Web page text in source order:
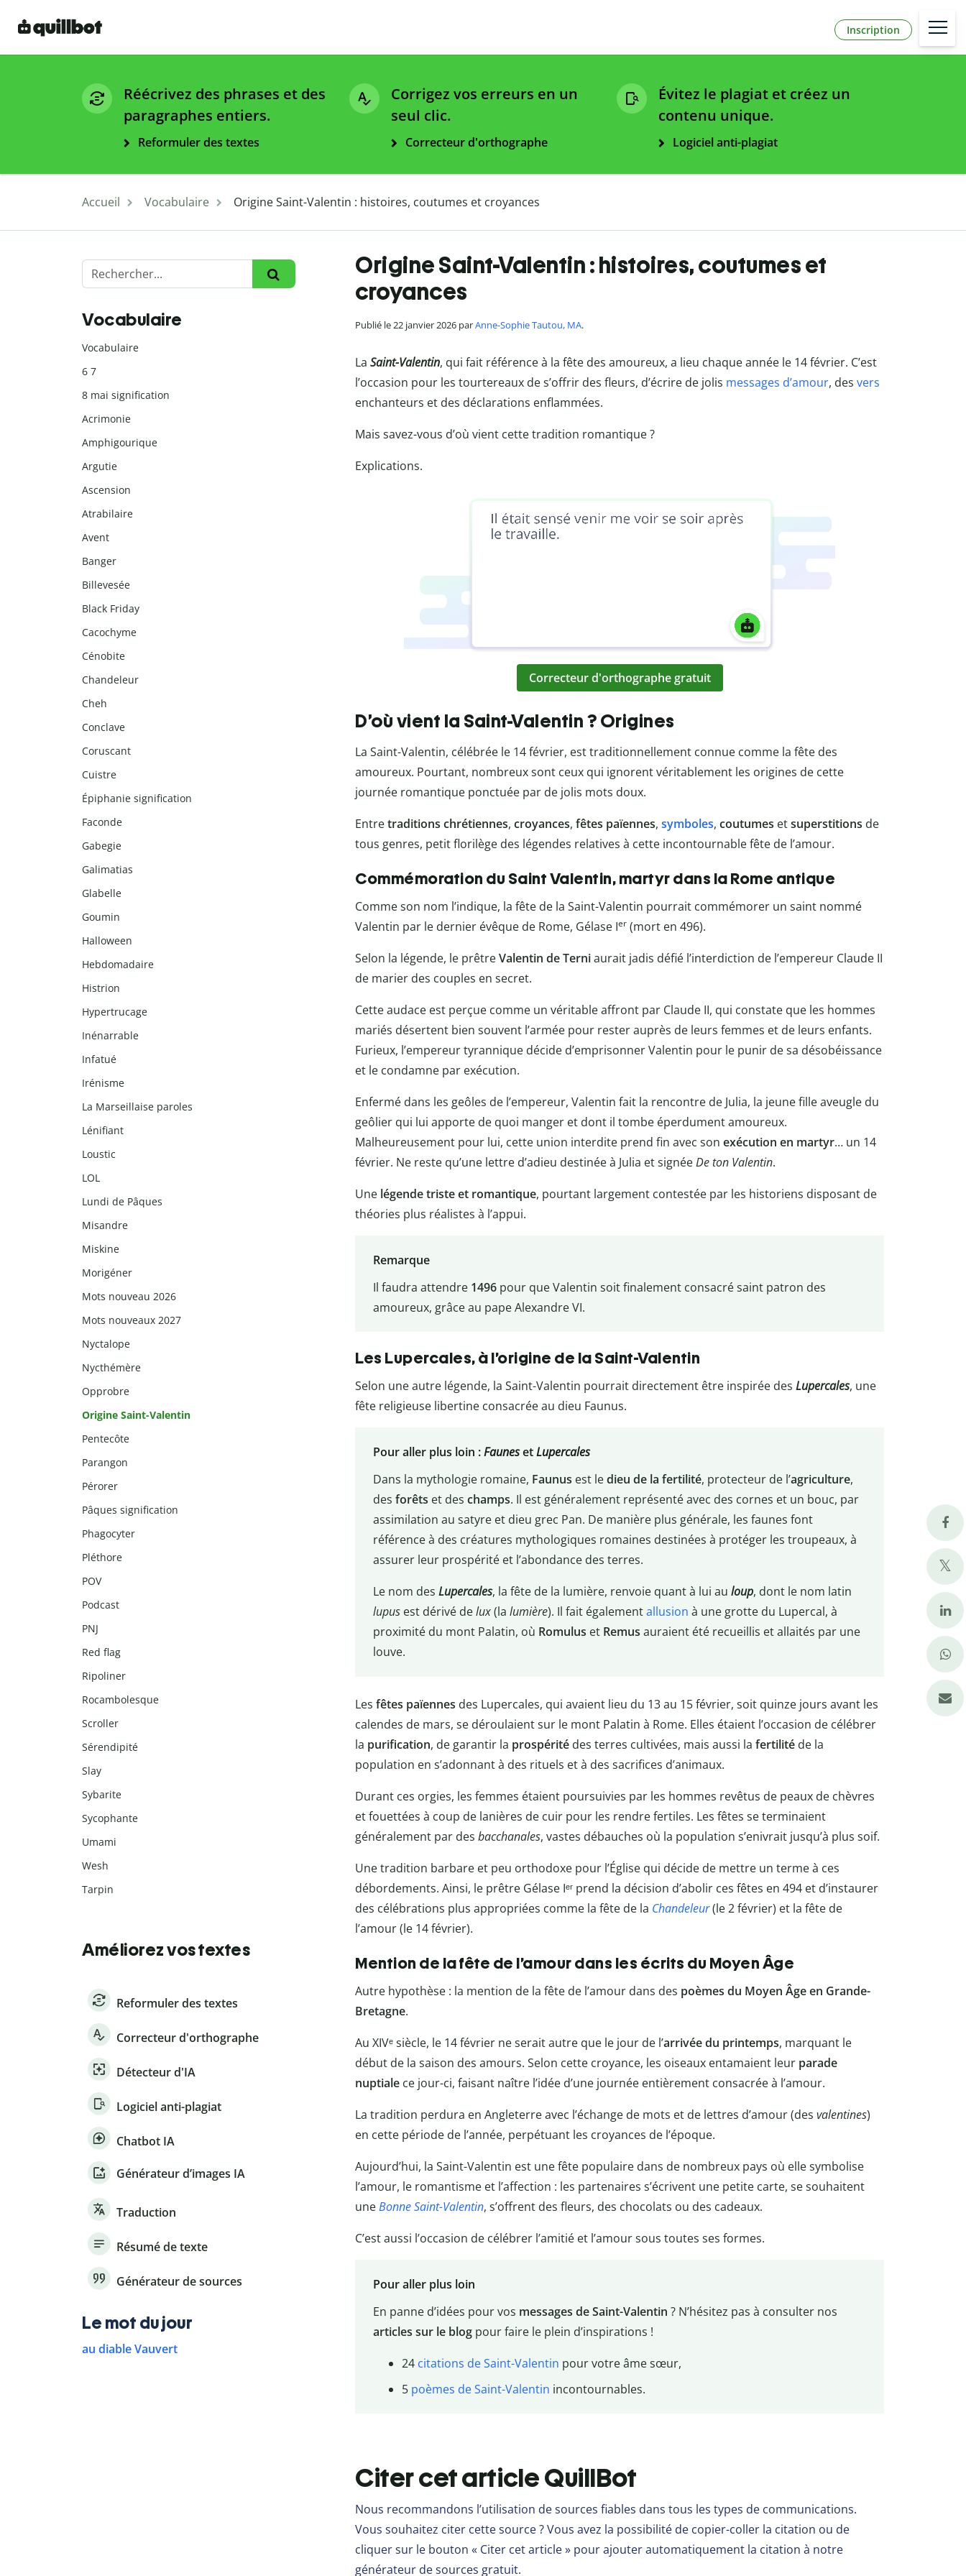
Inscription
Réécrivez des phrases et des
paragraphes entiers.
Reformuler des textes
Corrigez vos erreurs en un
seul clic.
Correcteur d'orthographe
Évitez le plagiat et créez un
contenu unique.
Logiciel anti-plagiat
Accueil Vocabulaire Origine Saint-Valentin : histoires, coutumes et croyances
Origine Saint-Valentin : histoires, coutumes et
croyances
Publié le 22 janvier 2026 parAnne-Sophie Tautou, MA.
La Saint-Valentin, qui fait référence à la fête des amoureux, a lieu chaque année le 14 février. C’est
l’occasion pour les tourtereaux de s’offrir des fleurs, d’écrire de jolis messages d’amour, des vers
enchanteurs et des déclarations enflammées.
Mais savez-vous d’où vient cette tradition romantique ?
Explications.
Correcteur d'orthographe gratuit
D’où vient la Saint-Valentin ? Origines
La Saint-Valentin, célébrée le 14 février, est traditionnellement connue comme la fête des
amoureux. Pourtant, nombreux sont ceux qui ignorent véritablement les origines de cette
journée romantique ponctuée par de jolis mots doux.
Entretraditions chrétiennes, croyances, fêtes païennes, symboles, coutumes etsuperstitions de
tous genres, petit florilège des légendes relatives à cette incontournable fête de l’amour.
Commémoration du Saint Valentin, martyr dans la Rome antique
Comme son nom l’indique, la fête de la Saint-Valentin pourrait commémorer un saint nommé
Valentin par le dernier évêque de Rome, Gélase Ier (mort en 496).
Selon la légende, le prêtreValentin de Terniaurait jadis défié l’interdiction de l’empereur Claude II
de marier des couples en secret.
Cette audace est perçue comme un véritable affront par Claude II, qui constate que les hommes
mariés désertent bien souvent l’armée pour rester auprès de leurs femmes et de leurs enfants.
Furieux, l’empereur tyrannique décide d’emprisonner Valentin pour le punir de sa désobéissance
et le condamne par exécution.
Enfermé dans les geôles de l’empereur, Valentin fait la rencontre de Julia, la jeune fille aveugle du
geôlier qui lui apporte de quoi manger et dont il tombe éperdument amoureux.
Malheureusement pour lui, cette union interdite prend fin avec son exécution en martyr… un 14
février. Ne reste qu’une lettre d’adieu destinée à Julia et signéeDe ton Valentin.
Une légende triste et romantique, pourtant largement contestée par les historiens disposant de
théories plus réalistes à l’appui.
Remarque
Il faudra attendre 1496pour que Valentin soit finalement consacré saint patron des
amoureux, grâce au pape Alexandre VI.
Les Lupercales, à l’origine de la Saint-Valentin
Selon une autre légende, la Saint-Valentin pourrait directement être inspirée des Lupercales, une
fête religieuse libertine consacrée au dieu Faunus.
Pour aller plus loin :FaunesetLupercales
Dans la mythologie romaine, Faunus est ledieu de la fertilité, protecteur de l’agriculture,
des forêts et des champs. Il est généralement représenté avec des cornes et un bouc, par
assimilation au satyre et dieu grec Pan. De manière plus générale, les faunes font
référence à des créatures mythologiques romaines destinées à protéger les troupeaux, à
assurer leur prospérité et l’abondance des terres.
Le nom des Lupercales, la fête de la lumière, renvoie quant à lui au loup, dont le nom latin
lupusest dérivé delux(la lumière). Il fait égalementallusion à une grotte du Lupercal, à
proximité du mont Palatin, où Romulus et Remus auraient été recueillis et allaités par une
louve.
Les fêtes païennes des Lupercales, qui avaient lieu du 13 au 15 février, soit quinze jours avant les
calendes de mars, se déroulaient sur le mont Palatin à Rome. Elles étaient l’occasion de célébrer
la purification, de garantir la prospérité des terres cultivées, mais aussi la fertilité de la
population en s’adonnant à des rituels et à des sacrifices d’animaux.
Durant ces orgies, les femmes étaient poursuivies par les hommes revêtus de peaux de chèvres
et fouettées à coup de lanières de cuir pour les rendre fertiles. Les fêtes se terminaient
généralement par des bacchanales, vastes débauches où la population s’enivrait jusqu’à plus soif.
Une tradition barbare et peu orthodoxe pour l’Église qui décide de mettre un terme à ces
débordements. Ainsi, le prêtre Gélase Iᵉʳ prend la décision d’abolir ces fêtes en 494 et d’instaurer
des célébrations plus appropriées comme la fête de la Chandeleur(le 2 février) et la fête de
l’amour (le 14 février).
Mention de la fête de l’amour dans les écrits du Moyen Âge
Autre hypothèse : la mention de la fête de l’amour dans des poèmes du Moyen Âge en Grande-
Bretagne.
Au XIVᵉ siècle, le 14 février ne serait autre que le jour de l’arrivée du printemps, marquant le
début de la saison des amours. Selon cette croyance, les oiseaux entamaient leur parade
nuptiale ce jour-ci, faisant naître l’idée d’une journée entièrement consacrée à l’amour.
La tradition perdura en Angleterre avec l’échange de mots et de lettres d’amour (des valentines)
en cette période de l’année, perpétuant les croyances de l’époque.
Aujourd’hui, la Saint-Valentin est une fête populaire dans de nombreux pays où elle symbolise
l’amour, le romantisme et l’affection : les partenaires s’écrivent une petite carte, se souhaitent
uneBonne Saint-Valentin, s’offrent des fleurs, des chocolats ou des cadeaux.
C’est aussi l’occasion de célébrer l’amitié et l’amour sous toutes ses formes.
Pour aller plus loin
En panne d’idées pour vos messages de Saint-Valentin ? N’hésitez pas à consulter nos
articles sur le blogpour faire le plein d’inspirations !
24 citations de Saint-Valentin pour votre âme sœur,
5 poèmes de Saint-Valentin incontournables.
Citer cet article QuillBot
Nous recommandons l’utilisation de sources fiables dans tous les types de communications.
Vous souhaitez citer cette source ? Vous avez la possibilité de copier-coller la citation ou de
cliquer sur le bouton « Citer cet article » pour ajouter automatiquement la citation à notre
générateur de sources gratuit.
Vocabulaire
Vocabulaire
6 7
8 mai signification
Acrimonie
Amphigourique
Argutie
Ascension
Atrabilaire
Avent
Banger
Billevesée
Black Friday
Cacochyme
Cénobite
Chandeleur
Cheh
Conclave
Coruscant
Cuistre
Épiphanie signification
Faconde
Gabegie
Galimatias
Glabelle
Goumin
Halloween
Hebdomadaire
Histrion
Hypertrucage
Inénarrable
Infatué
Irénisme
La Marseillaise paroles
Lénifiant
Loustic
LOL
Lundi de Pâques
Misandre
Miskine
Morigéner
Mots nouveau 2026
Mots nouveaux 2027
Nyctalope
Nycthémère
Opprobre
Origine Saint-Valentin
Pentecôte
Parangon
Pérorer
Pâques signification
Phagocyter
Pléthore
POV
Podcast
PNJ
Red flag
Ripoliner
Rocambolesque
Scroller
Sérendipité
Slay
Sybarite
Sycophante
Umami
Wesh
Tarpin
Améliorez vos textes
Reformuler des textes
Correcteur d'orthographe
Détecteur d'IA
Logiciel anti-plagiat
Chatbot IA
Générateur d’images IA
Traduction
Résumé de texte
Générateur de sources
Le mot du jour
au diable Vauvert